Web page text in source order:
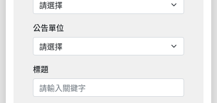
公告單位
標題